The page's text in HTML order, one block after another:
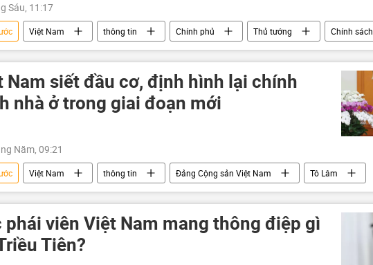
Sáu, 11:17
Việt Nam thông tin Chính phủ Thủ tướng
Chính sách
tăng trưởng kinh tế Xã hội
Nam siết đầu cơ, định hình lại chính
nhà ở trong giai đoạn mới
Năm, 09:21
Việt Nam thông tin Đảng Cộng sản Việt Nam
Tô Lâm
Chính sách Kinh tế chiến lược phát triển kinh tế thu nhập
phái viên Việt Nam mang thông điệp gì
Tiên?